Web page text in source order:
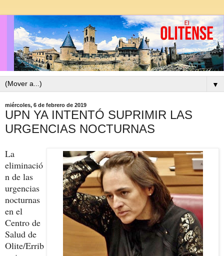
▼
miércoles, 6 de febrero de 2019
UPN YA INTENTÓ SUPRIMIR LAS
URGENCIAS NOCTURNAS
La
eliminació
n de las
urgencias
nocturnas
en el
Centro de
Salud de
Olite/Errib